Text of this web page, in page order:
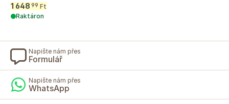
1 648 99 Ft
Raktáron
Napište nám přes
Formulář
Napište nám přes
WhatsApp